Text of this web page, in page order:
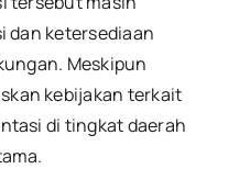
dan ketersediaan
Meskipun
kebijakan terkait
di tingkat daerah